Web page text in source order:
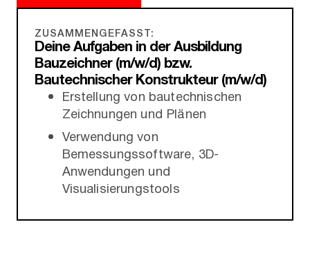
ZUSAMMENGEFASST:
Deine Aufgaben in der Ausbildung
Bauzeichner (m/w/d) bzw.
Bautechnischer Konstrukteur (m/w/d)
Erstellung von bautechnischen
Zeichnungen und Plänen
Verwendung von
Bemessungssoftware, 3D-
Anwendungen und
Visualisierungstools